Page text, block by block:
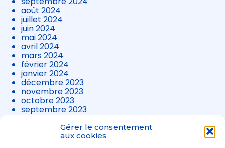
Gérer le consentement
aux cookies
août 2024
juillet 2024
juin 2024
mai 2024
avril 2024
mars 2024
février 2024
janvier 2024
décembre 2023
novembre 2023
octobre 2023
septembre 2023
août 2023
juillet 2023